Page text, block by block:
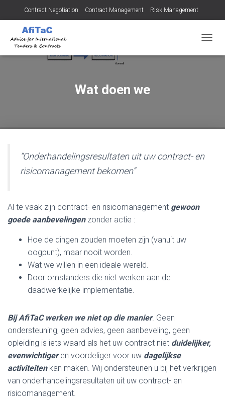
Contract Negotiation Contract Management Risk Management
Tendering for Contracts
O
Wat doen we
“Onderhandelingsresultaten uit uw contract- en
risicomanagement bekomen”
Al te vaak zijn contract- en risicomanagement gewoon
goede aanbevelingenzonder actie :
Hoe de dingen zouden moeten zijn (vanuit uw
oogpunt), maar nooit worden.
Wat we willen in een ideale wereld.
Door omstanders die niet werken aan de
daadwerkelijke implementatie.
Bij AfiTaC werken we niet op die manier. Geen
ondersteuning, geen advies, geen aanbeveling, geen
opleiding is iets waard als het uw contract niet duidelijker,
evenwichtigeren voordeliger voor uw dagelijkse
activiteitenkan maken. Wij ondersteunen u bij het verkrijgen
van onderhandelingsresultaten uit uw contract- en
risicomanagement.